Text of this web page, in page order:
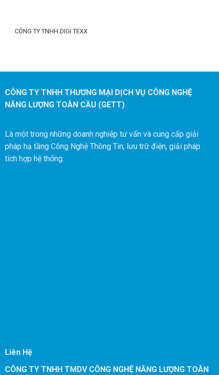
CÔNG TY TNHH DIGI TEXX
CÔNG TY TNHH THƯƠNG MẠI DỊCH VỤ CÔNG NGHỆ
NĂNG LƯỢNG TOÀN CẦU (GETT)
Là một trong những doanh nghiệp tư vấn và cung cấp giải
pháp hạ tầng Công Nghệ Thông Tin, lưu trữ điện, giải pháp
tích hợp hệ thống.
Liên Hệ
CÔNG TY TNHH TMDV CÔNG NGHỆ NĂNG LƯỢNG TOÀN